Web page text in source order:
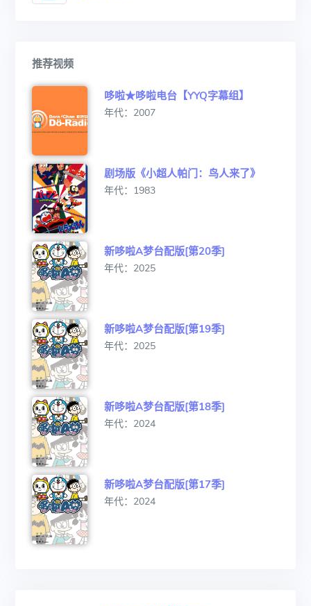
推荐视频
哆啦★哆啦电台【YYQ字幕组】
年代：2007
剧场版《小超人帕门：鸟人来了》
年代：1983
新哆啦A梦台配版[第20季]
年代：2025
新哆啦A梦台配版[第19季]
年代：2025
新哆啦A梦台配版[第18季]
年代：2024
新哆啦A梦台配版[第17季]
年代：2024